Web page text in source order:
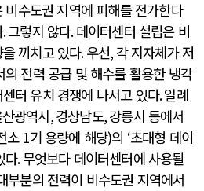
비수도권 지역에 피해를 전가한다
.그렇지 않다.데이터센터 설립은 비
끼치고 있다.우선, 각 지자체가 저
의 전력 공급 및 해수를 활용한 냉각
터 유치 경쟁에 나서고 있다.일례
광역시,경상남도,강릉시 등에서
소 1기 용량에 해당)의 ‘초대형 데이
다.무엇보다 데이터센터에 사용될
부분의 전력이 비수도권 지역에서